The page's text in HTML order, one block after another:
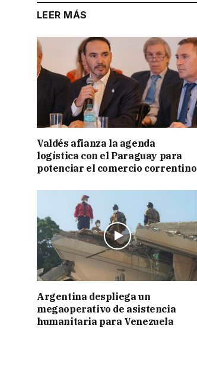
LEER MÁS
Valdés afianza la agenda
logística con el Paraguay para
potenciar el comercio correntino
Argentina despliega un
megaoperativo de asistencia
humanitaria para Venezuela